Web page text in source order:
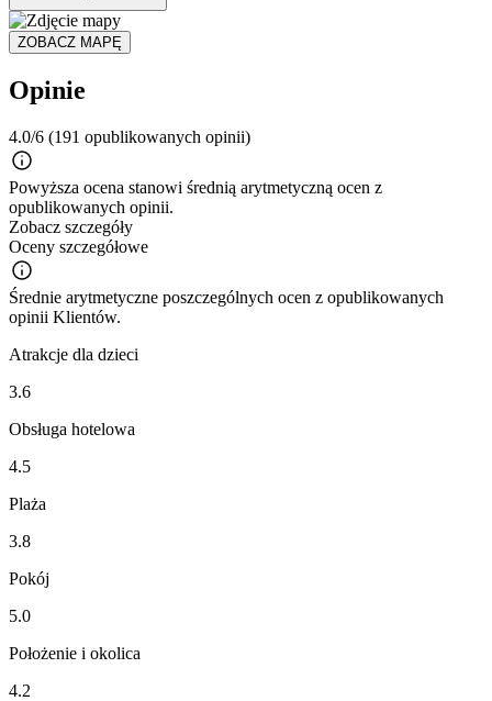
ZOBACZ MAPĘ
Opinie
4.0/6 (191 opublikowanych opinii)
Powyższa ocena stanowi średnią arytmetyczną ocen z
opublikowanych opinii.
Zobacz szczegóły
Oceny szczegółowe
Średnie arytmetyczne poszczególnych ocen z opublikowanych
opinii Klientów.
Atrakcje dla dzieci
3.6
Obsługa hotelowa
4.5
Plaża
3.8
Pokój
5.0
Położenie i okolica
4.2